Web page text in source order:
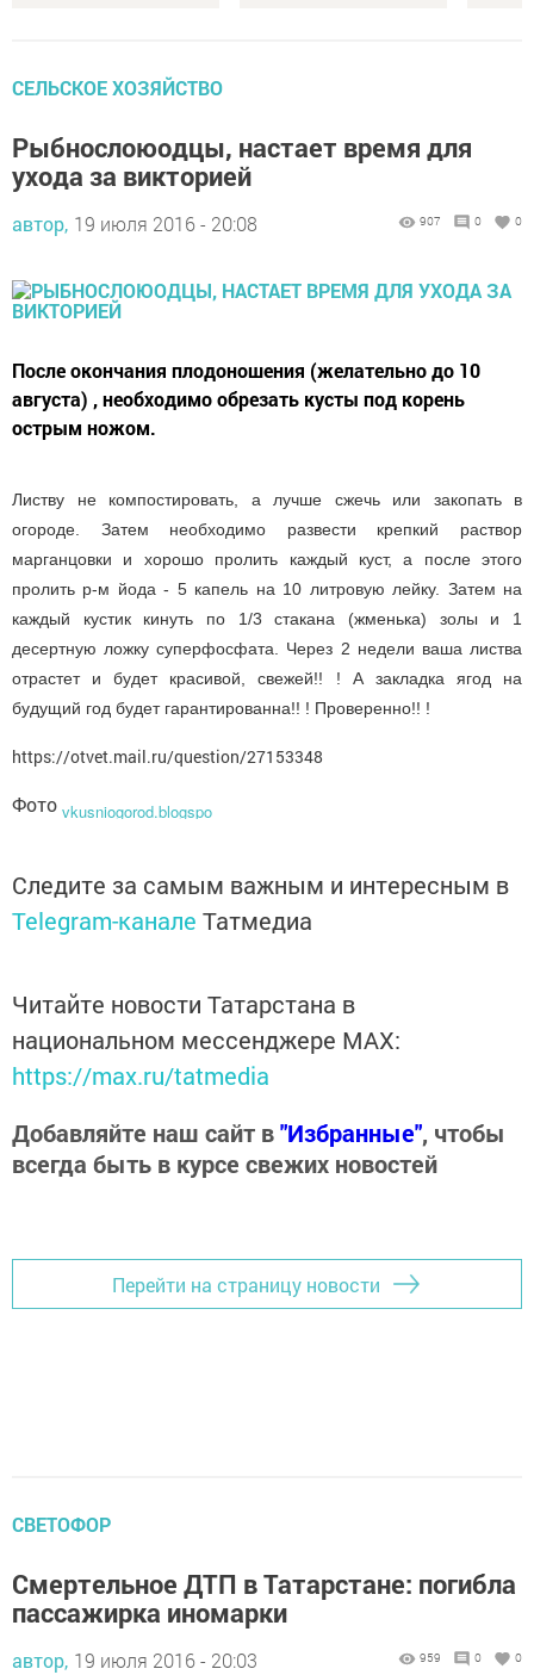
CЕЛЬСКОЕ ХОЗЯЙСТВО
Рыбнослоюодцы, настает время для
ухода за викторией
автор, 19 июля 2016 - 20:08 907 0 0
После окончания плодоношения (желательно до 10
августа) , необходимо обрезать кусты под корень
острым ножом.
Листву не компостировать, а лучше сжечь или закопать в
огороде. Затем необходимо развести крепкий раствор
марганцовки и хорошо пролить каждый куст, а после этого
пролить р-м йода - 5 капель на 10 литровую лейку. Затем на
каждый кустик кинуть по 1/3 стакана (жменька) золы и 1
десертную ложку суперфосфата. Через 2 недели ваша листва
отрастет и будет красивой, свежей!! ! А закладка ягод на
будущий год будет гарантированна!! ! Проверенно!! !
https://otvet.mail.ru/question/27153348
Фото vkusniogorod.blogspo
Следите за самым важным и интересным в
Telegram-канале Татмедиа
Читайте новости Татарстана в
национальном мессенджере MАХ:
https://max.ru/tatmedia
Добавляйте наш сайт в"Избранные", чтобы
всегда быть в курсе свежих новостей
Перейти на страницу новости
СВЕТОФОР
Смертельное ДТП в Татарстане: погибла
пассажирка иномарки
автор, 19 июля 2016 - 20:03 959 0 0